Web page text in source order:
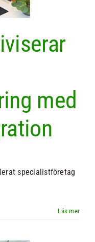
med
specialistföretag